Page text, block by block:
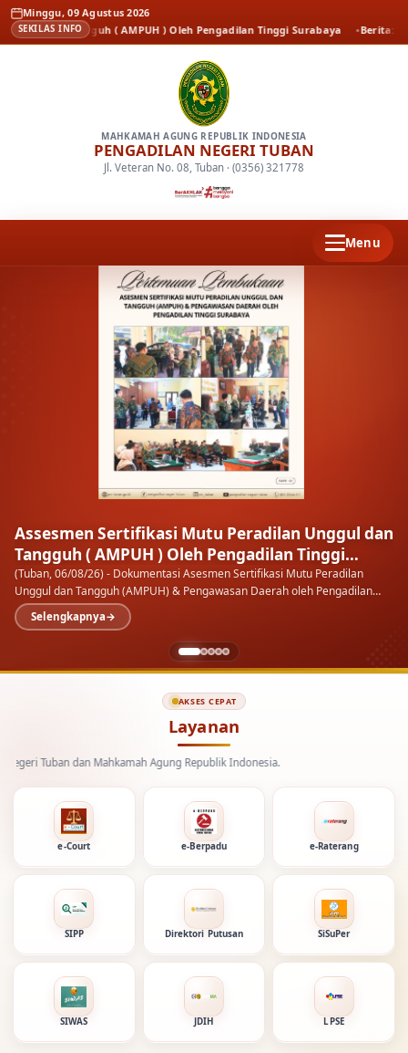
Minggu, 09 Agustus 2026
SEKILAS INFO
Tangguh ( AMPUH ) Oleh Pengadilan Tinggi Surabaya Berita Kenal
MAHKAMAH AGUNG REPUBLIK INDONESIA
PENGADILAN NEGERI TUBAN
Jl. Veteran No. 08, Tuban · (0356) 321778
Menu
Kenal Pamit Kapolresta Tuban
Setiap masa ada orangnya, setiap orang ada masanya
Ketua
Pengadilan Negeri Tuban menghadiri malam Kenal Pamit Kapolresta
Tuban di Pendopo Kab.…
Layanan
dan Mahkamah Agung Republik Indonesia.
e-Court e-Berpadu e-Raterang
SIPP Direktori Putusan SiSuPer
SIWAS JDIH LPSE